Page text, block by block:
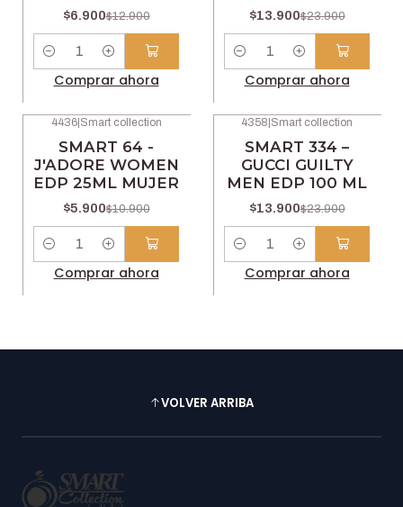
$6.900$12.900
Cantidad
Comprar ahora
$13.900$23.900
Cantidad
Comprar ahora
4436|Smart collection
SMART 64 -
J'ADORE WOMEN
EDP 25ML MUJER
$5.900$10.900
Cantidad
Comprar ahora
4358|Smart collection
SMART 334 –
GUCCI GUILTY
MEN EDP 100 ML
$13.900$23.900
Cantidad
Comprar ahora
VOLVER ARRIBA